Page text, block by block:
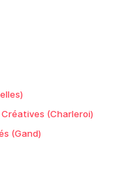
(Charleroi)
(Gand)